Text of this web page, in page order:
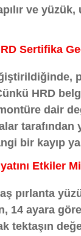
ve
Sertifika
HRD
dair
tarafından
bir kayıp
Etkiler
pırlanta
14 ayara
tektaşın